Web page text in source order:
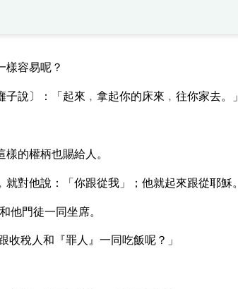
容易呢？
說〕：「起來﹐拿起你的床來﹐往你家去。」
的權柄也賜給人。
對他說：「你跟從我」；他就起來跟從耶穌。
門徒一同坐席。
稅人和『罪人』一同吃飯呢？」